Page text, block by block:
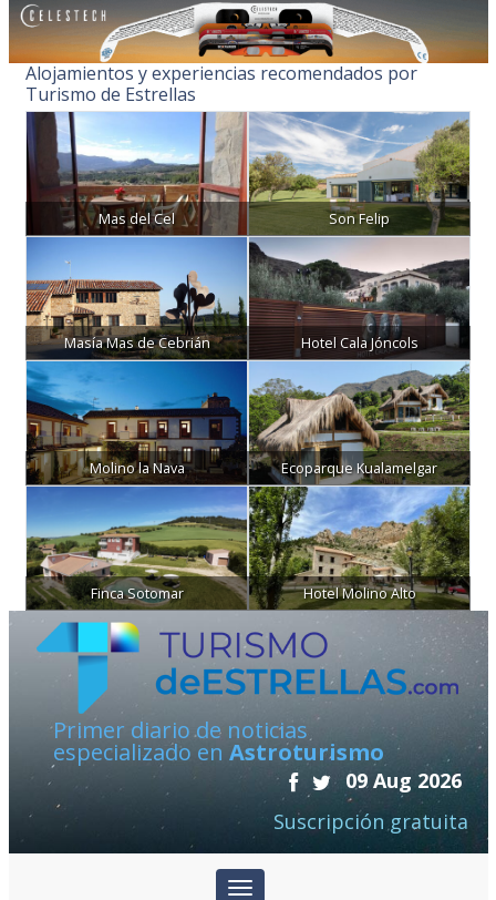
Alojamientos y experiencias recomendados por
Turismo de Estrellas
Mas del Cel Son Felip
Masía Mas de Cebrián Hotel Cala Jóncols
Molino la Nava Ecoparque Kualamelgar
Finca Sotomar Hotel Molino Alto
Primer diario de noticias
especializado en Astroturismo
09 Aug 2026
Suscripción gratuita